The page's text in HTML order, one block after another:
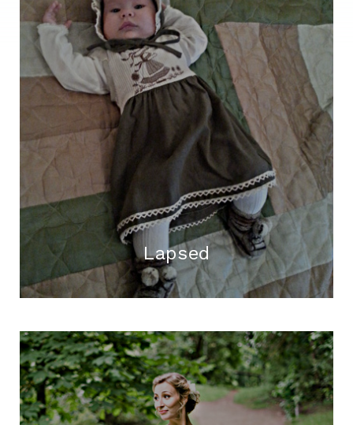
Lapsed